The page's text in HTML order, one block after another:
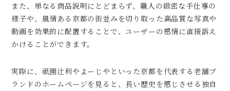
また、単なる商品説明にとどまらず、職人の緻密な手仕事の
様子や、風情ある京都の街並みを切り取った高品質な写真や
動画を効果的に配置することで、ユーザーの感情に直接訴え
かけることができます。
実際に、祇園辻利やよーじやといった京都を代表する老舗ブ
ランドのホームページを見ると、長い歴史を感じさせる独自